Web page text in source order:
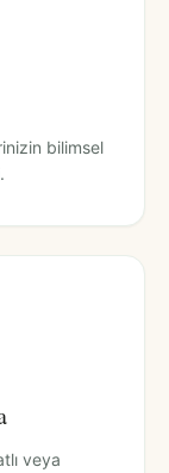
bilimsel
veya